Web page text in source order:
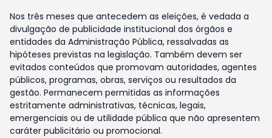
Nos três meses que antecedem as eleições, é vedada a
divulgação de publicidade institucional dos órgãos e
entidades da Administração Pública, ressalvadas as
hipóteses previstas na legislação. Também devem ser
evitados conteúdos que promovam autoridades, agentes
públicos, programas, obras, serviços ou resultados da
gestão. Permanecem permitidas as informações
estritamente administrativas, técnicas, legais,
emergenciais ou de utilidade pública que não apresentem
caráter publicitário ou promocional.